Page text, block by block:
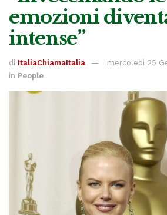
emozioni
intense”
di ItaliaChiamaItalia
mercoledì 25
in People